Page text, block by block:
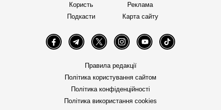
Користь
Подкасти
Реклама
Карта сайту
FacebookTelegramTwitter InstagramYouTube TikTok
Правила редакції
Політика користування сайтом
Політика конфіденційності
Політика використання cookies